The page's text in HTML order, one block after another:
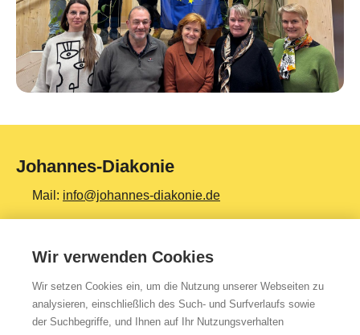
Johannes-Diakonie
Mail: info@johannes-diakonie.de
Tel:06261 - 88-0
Top Themen
Teilhabe & Assistenz
Wir verwenden Cookies
Wir setzen Cookies ein, um die Nutzung unserer Webseiten zu
analysieren, einschließlich des Such- und Surfverlaufs sowie
der Suchbegriffe, und Ihnen auf Ihr Nutzungsverhalten